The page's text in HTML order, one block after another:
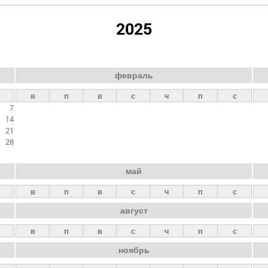
2025
7
14
21
28
февраль
в п в с ч п с
май
в п в с ч п с
август
в п в с ч п с
ноябрь